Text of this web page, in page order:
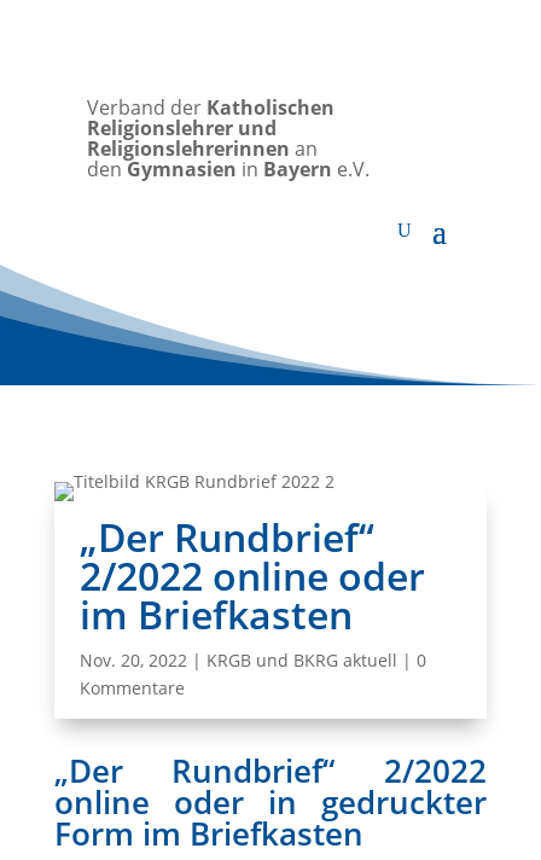
Verband der Katholischen
Religionslehrer und
Religionslehrerinnen an
denGymnasien in Bayern e.V.
„Der Rundbrief“
2/2022 online oder
im Briefkasten
Nov. 20, 2022| KRGB und BKRG aktuell | 0
Kommentare
„Der Rundbrief“ 2/2022
online oder in gedruckter
Form im Briefkasten